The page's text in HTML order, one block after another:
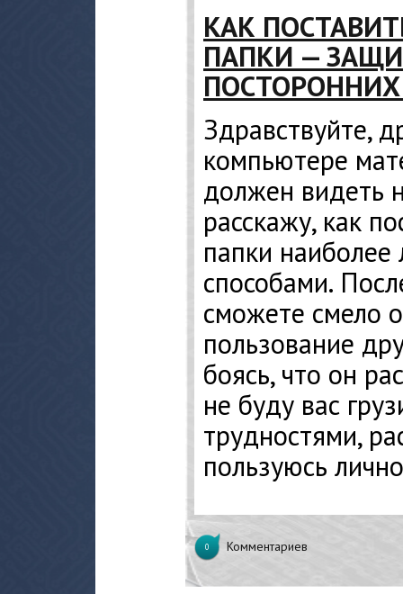
КАК
ПАПКИ —
ПОСТОРОННИХ
Здравствуйте,
компьютере
должен видеть
расскажу, как
папки
способами.
сможете смело
пользование
боясь, что он
не буду вас
трудностями,
пользуюсь
0 Комментариев